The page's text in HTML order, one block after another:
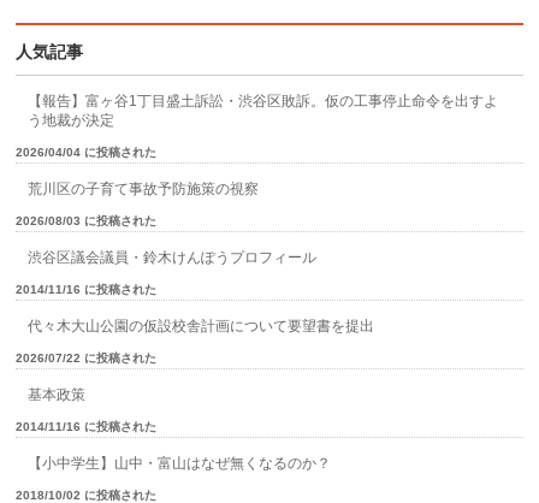
人気記事
【報告】富ヶ谷1丁目盛土訴訟・渋谷区敗訴。仮の工事停止命令を出すよ
う地裁が決定
2026/04/04 に投稿された
荒川区の子育て事故予防施策の視察
2026/08/03 に投稿された
渋谷区議会議員・鈴木けんぽうプロフィール
2014/11/16 に投稿された
代々木大山公園の仮設校舎計画について要望書を提出
2026/07/22 に投稿された
基本政策
2014/11/16 に投稿された
【小中学生】山中・富山はなぜ無くなるのか？
2018/10/02 に投稿された